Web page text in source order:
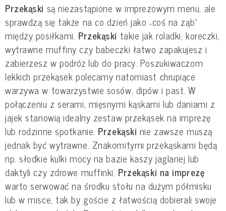
Przekąski są niezastąpione w imprezowym menu, ale
sprawdzą się także na co dzień jako „coś na ząb”
między posiłkami. Przekąski takie jak roladki, koreczki,
wytrawne muffiny czy babeczki łatwo zapakujesz i
zabierzesz w podróż lub do pracy. Poszukiwaczom
lekkich przekąsek polecamy natomiast chrupiące
warzywa w towarzystwie sosów, dipów i past. W
połączeniu z serami, mięsnymi kąskami lub daniami z
jajek stanowią idealny zestaw przekąsek na imprezę
lub rodzinne spotkanie. Przekąski nie zawsze muszą
jednak być wytrawne. Znakomitymi przekąskami będą
np. słodkie kulki mocy na bazie kaszy jaglanej lub
daktyli czy zdrowe muffinki. Przekąski na imprezę
warto serwować na środku stołu na dużym półmisku
lub w misce, tak by goście z łatwością dobierali swoje